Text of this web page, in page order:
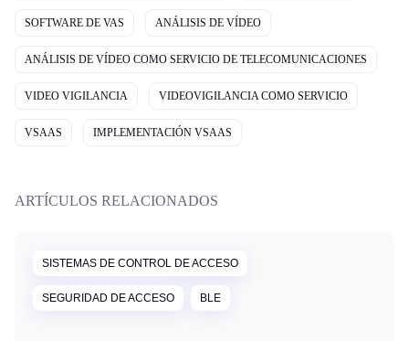
SOFTWARE DE VAS ANÁLISIS DE VÍDEO
ANÁLISIS DE VÍDEO COMO SERVICIO DE TELECOMUNICACIONES
VIDEO VIGILANCIA VIDEOVIGILANCIA COMO SERVICIO
VSAAS IMPLEMENTACIÓN VSAAS
ARTÍCULOS RELACIONADOS
SISTEMAS DE CONTROL DE ACCESO
SEGURIDAD DE ACCESO BLE